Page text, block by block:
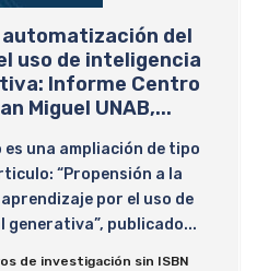
automatización del
uso de inteligencia
Informe Centro
Miguel UNAB,...
una ampliación de tipo
“Propensión a la
por el uso de
publicado...
de investigación sin ISBN